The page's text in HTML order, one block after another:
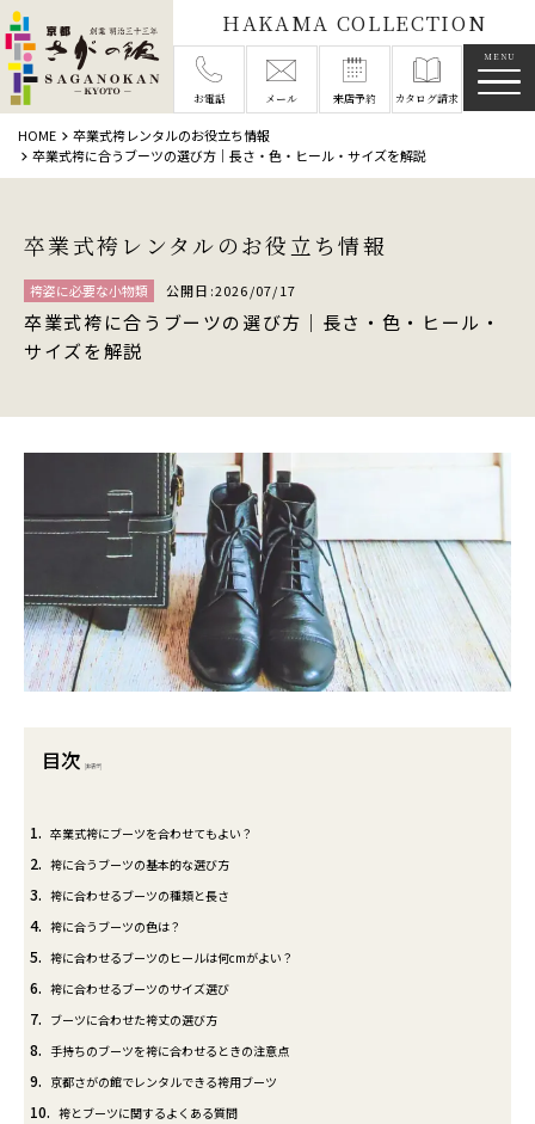
HAKAMA COLLECTION
お電話 メール 来店予約 カタログ請求
HOME
卒業式袴レンタルのお役立ち情報
卒業式袴に合うブーツの選び方｜長さ・色・ヒール・サイズを解説
卒業式袴レンタルのお役立ち情報
袴姿に必要な小物類 公開日:2026/07/17
卒業式袴に合うブーツの選び方｜長さ・色・ヒール・
サイズを解説
目次 非表示
1 卒業式袴にブーツを合わせてもよい？
2 袴に合うブーツの基本的な選び方
3 袴に合わせるブーツの種類と長さ
4 袴に合うブーツの色は？
5 袴に合わせるブーツのヒールは何cmがよい？
6 袴に合わせるブーツのサイズ選び
7 ブーツに合わせた袴丈の選び方
8 手持ちのブーツを袴に合わせるときの注意点
9 京都さがの館でレンタルできる袴用ブーツ
10 袴とブーツに関するよくある質問
メニ